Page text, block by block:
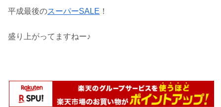
平成最後のスーパーSALE ！
盛り上がってますねー♪